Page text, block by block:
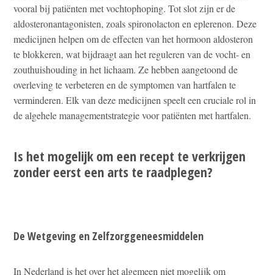
vooral bij patiënten met vochtophoping. Tot slot zijn er de
aldosteronantagonisten, zoals spironolacton en eplerenon. Deze
medicijnen helpen om de effecten van het hormoon aldosteron
te blokkeren, wat bijdraagt aan het reguleren van de vocht- en
zouthuishouding in het lichaam. Ze hebben aangetoond de
overleving te verbeteren en de symptomen van hartfalen te
verminderen. Elk van deze medicijnen speelt een cruciale rol in
de algehele managementstrategie voor patiënten met hartfalen.
Is het mogelijk om een recept te verkrijgen
zonder eerst een arts te raadplegen?
De Wetgeving en Zelfzorggeneesmiddelen
In Nederland is het over het algemeen niet mogelijk om